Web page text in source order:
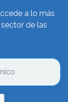
a lo más
de las